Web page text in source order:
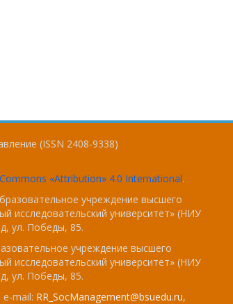
(ISSN 2408-9338)
«Attribution» 4.0 International.
учреждение высшего
исследовательский университет» (НИУ
ул. Победы, 85.
учреждение высшего
исследовательский университет» (НИУ
ул. Победы, 85.
mail: RR_SocManagement@bsuedu.ru,